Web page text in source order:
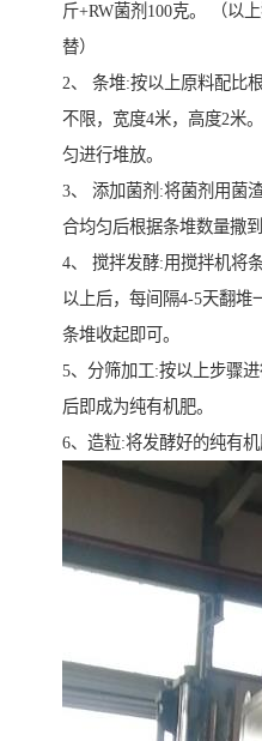
斤+RW菌剂100克。 （以
替）
2、 条堆:按以上原料配比
不限，宽度4米，高度2米
匀进行堆放。
3、 添加菌剂:将菌剂用菌
合均匀后根据条堆数量撒到
4、 搅拌发酵:用搅拌机将
以上后，每间隔4-5天翻堆
条堆收起即可。
5、分筛加工:按以上步骤
后即成为纯有机肥。
6、造粒:将发酵好的纯有机